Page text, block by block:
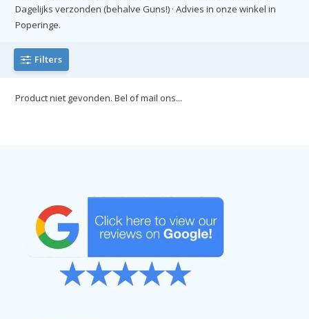
Dagelijks verzonden (behalve Guns!) · Advies in onze winkel in
Poperinge.
Filters
Product niet gevonden. Bel of mail ons...